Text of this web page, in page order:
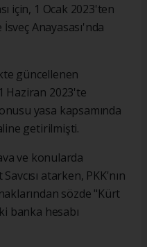
için, 1 Ocak 2023'ten
Anayasası'nda
güncellenen
Haziran 2023'te
yasa kapsamında
getirilmişti.
ve konularda
atarken, PKK'nın
sözde "Kürt
banka hesabı